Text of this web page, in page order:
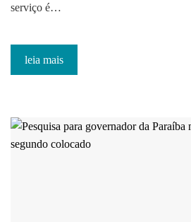
serviço é…
leia mais